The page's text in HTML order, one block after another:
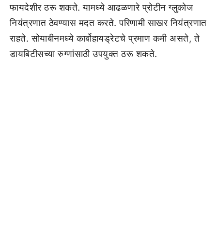
फायदेशीर ठरू शकते. यामध्ये आढळणारे प्रोटीन ग्लुकोज
नियंत्रणात ठेवण्यास मदत करते. परिणामी साखर नियंत्रणात
राहते. सोयाबीनमध्ये कार्बोहायड्रेटचे प्रमाण कमी असते, ते
डायबिटीसच्या रुग्णांसाठी उपयुक्त ठरू शकते.